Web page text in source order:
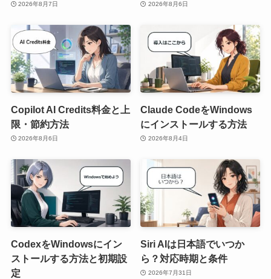
2026年8月7日 2026年8月6日
Copilot AI Credits料金と上
限・節約方法
2026年8月6日
Claude CodeをWindows
にインストールする方法
2026年8月4日
CodexをWindowsにイン
ストールする方法と初期設
定
Siri AIは日本語でいつか
ら？対応時期と条件
2026年7月31日